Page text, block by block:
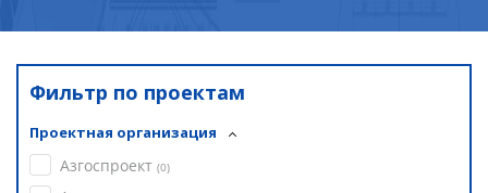
Фильтр по проектам
Проектная организация
Азгоспроект (0)